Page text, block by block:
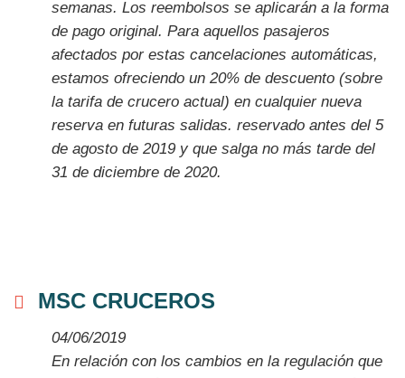
semanas. Los reembolsos se aplicarán a la forma
de pago original. Para aquellos pasajeros
afectados por estas cancelaciones automáticas,
estamos ofreciendo un 20% de descuento (sobre
la tarifa de crucero actual) en cualquier nueva
reserva en futuras salidas. reservado antes del 5
de agosto de 2019 y que salga no más tarde del
31 de diciembre de 2020.
MSC CRUCEROS
04/06/2019
En relación con los cambios en la regulación que